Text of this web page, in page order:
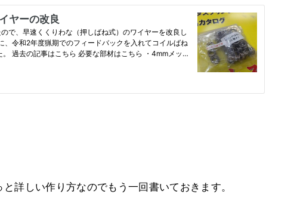
詳しい作り方なのでもう一回書いておきます。